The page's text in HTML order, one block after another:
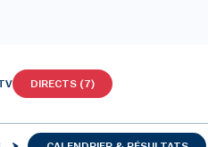
DIRECTS (7)